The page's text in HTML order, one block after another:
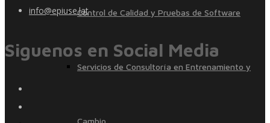
Control de Calidad y Pruebas de Software
Servicios de Consultoría en Entrenamiento y
Cambio
info@epiuse.lat
Siguenos en Social Media